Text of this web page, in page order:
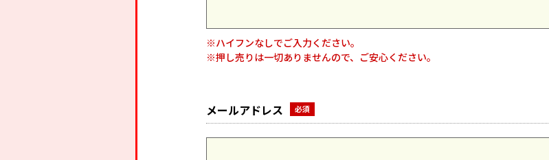
※ハイフンなしでご入力ください。
※押し売りは一切ありませんので、ご安心ください。
メールアドレス